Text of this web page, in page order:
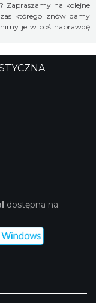
Zapraszamy na kolejne
którego znów damy
je w coś naprawdę
dostępna na